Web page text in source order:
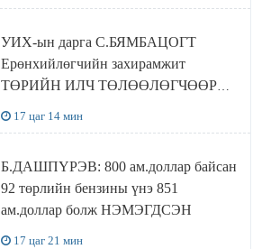
УИХ-ын дарга С.БЯМБАЦОГТ
Ерөнхийлөгчийн захирамжит
ТӨРИЙН ИЛЧ ТӨЛӨӨЛӨГЧӨӨР
17 цаг 14 мин
Б.ДАШПҮРЭВ: 800 ам.доллар байсан
92 төрлийн бензины үнэ 851
ам.доллар болж НЭМЭГДСЭН
17 цаг 21 мин